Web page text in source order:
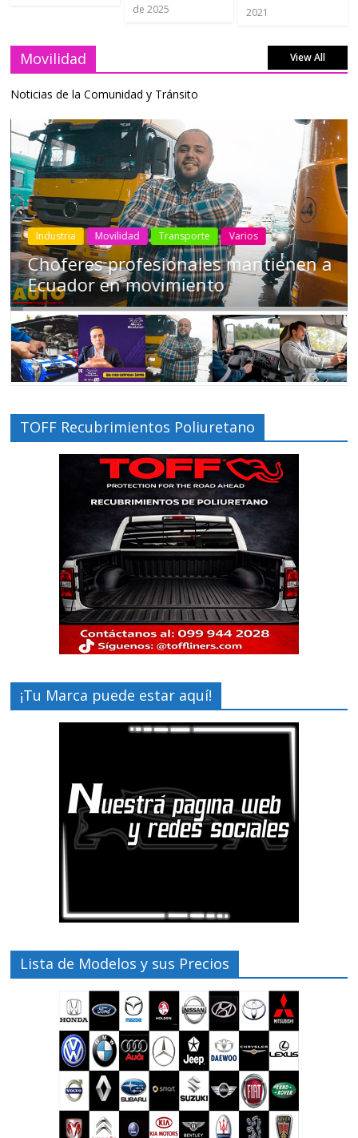
de 2025
2021
Movilidad View All
Noticias de la Comunidad y Tránsito
Industria Movilidad Transporte Varios
Choferes profesionales mantienen a
Ecuador en movimiento
TOFF Recubrimientos Poliuretano
¡Tu Marca puede estar aquí!
Lista de Modelos y sus Precios